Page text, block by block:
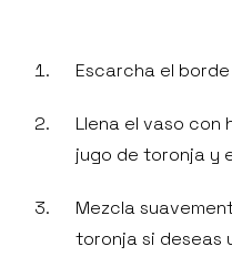
Escarcha el
Llena el vaso con
jugo de toronja y
Mezcla
toronja si deseas